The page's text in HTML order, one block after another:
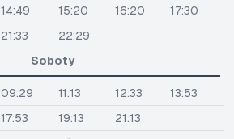
14:49 15:20 16:20
17:30
21:33
22:29
Soboty
09:29 11:13 12:33
13:53
17:53 19:13
21:13